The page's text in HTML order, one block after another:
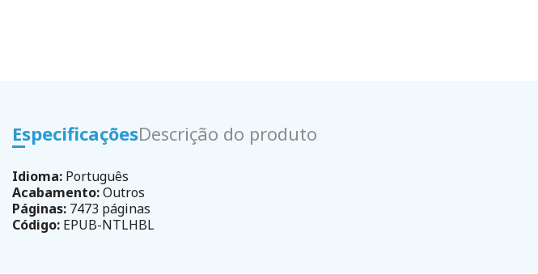
EspecificaçõesDescrição do produto
Idioma: Português
Acabamento:Outros
Páginas: 7473 páginas
Código: EPUB-NTLHBL